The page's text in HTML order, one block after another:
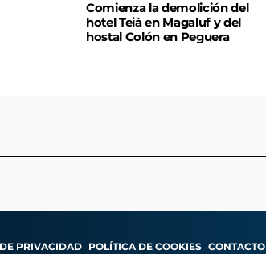
Comienza la demolición del
hotel Teià en Magaluf y del
hostal Colón en Peguera
PRIVACIDAD POLÍTICA DE COOKIES CONTACTO